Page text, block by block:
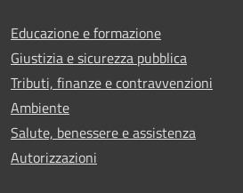
Educazione e formazione
Giustizia e sicurezza pubblica
Tributi, finanze e contravvenzioni
Ambiente
Salute, benessere e assistenza
Autorizzazioni